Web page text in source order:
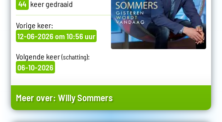
44 keer gedraaid
Vorige keer:
12-06-2026 om 10:56 uur
Volgende keer(schatting):
06-10-2026
Meer over:Willy Sommers